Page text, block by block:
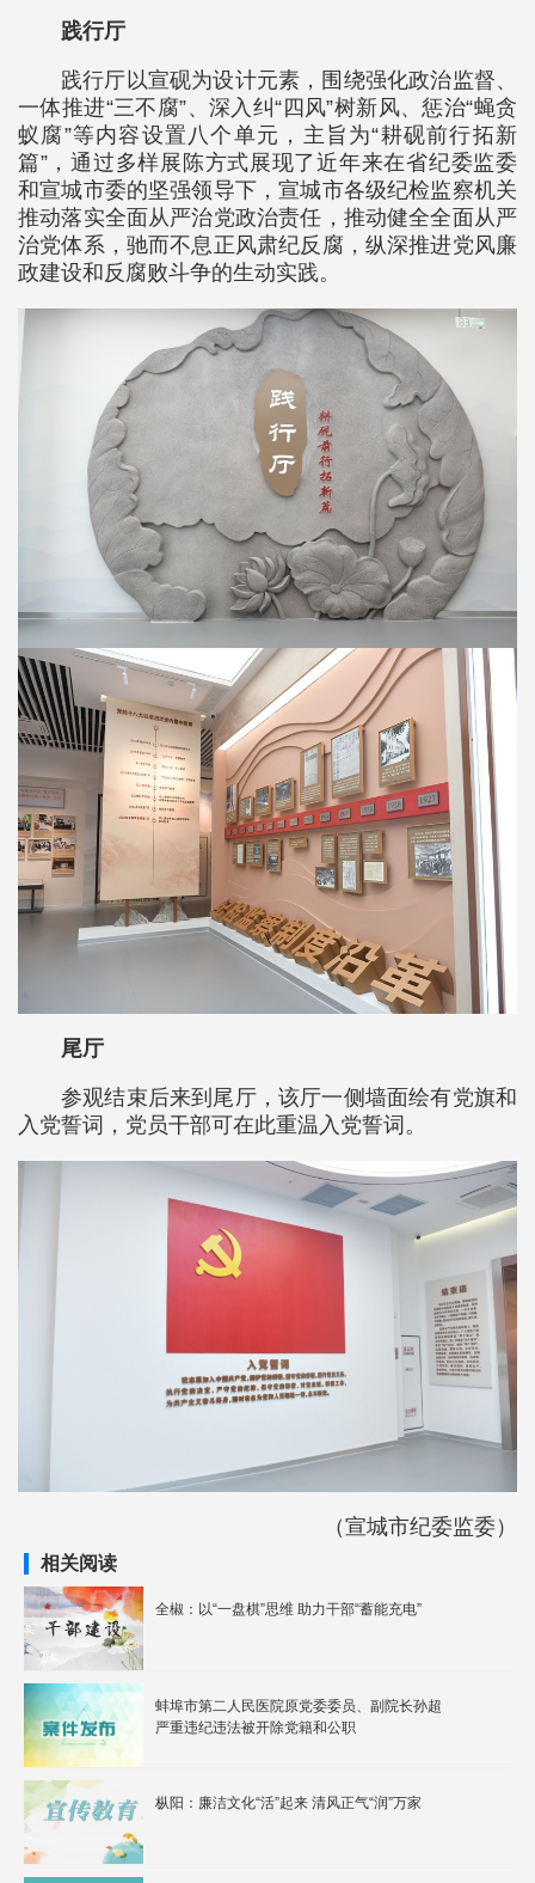
践行厅
践行厅以宣砚为设计元素，围绕强化政治监督、
一体推进“三不腐”、深入纠“四风”树新风、惩治“蝇贪
蚁腐”等内容设置八个单元，主旨为“耕砚前行拓新
篇”，通过多样展陈方式展现了近年来在省纪委监委
和宣城市委的坚强领导下，宣城市各级纪检监察机关
推动落实全面从严治党政治责任，推动健全全面从严
治党体系，驰而不息正风肃纪反腐，纵深推进党风廉
政建设和反腐败斗争的生动实践。
尾厅
参观结束后来到尾厅，该厅一侧墙面绘有党旗和
入党誓词，党员干部可在此重温入党誓词。
（宣城市纪委监委）
相关阅读
全椒：以“一盘棋”思维 助力干部“蓄能充电”
蚌埠市第二人民医院原党委委员、副院长孙超
严重违纪违法被开除党籍和公职
枞阳：廉洁文化“活”起来 清风正气“润”万家